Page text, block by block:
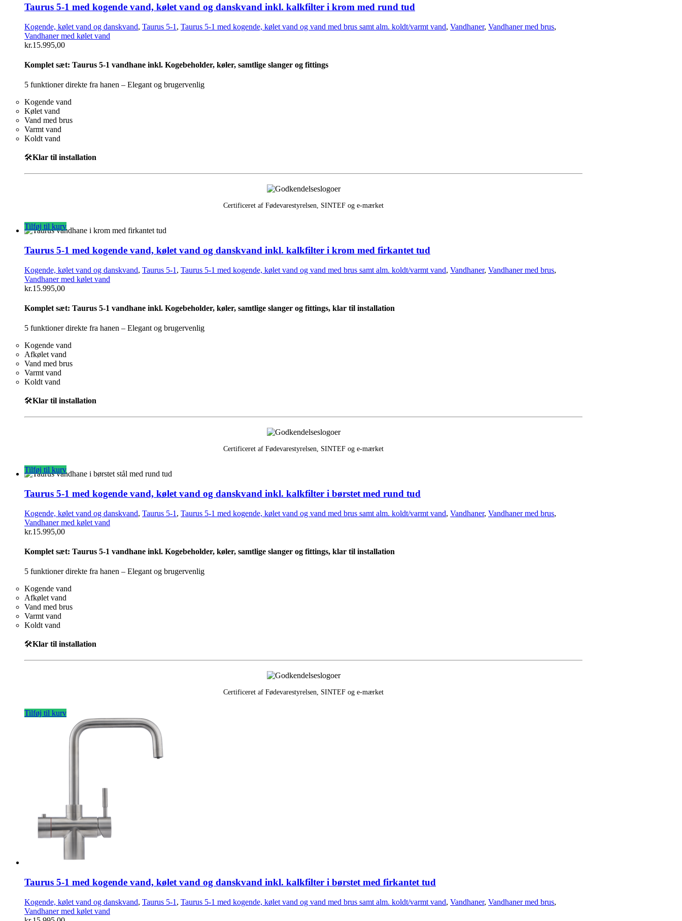
Taurus 5-1 med kogende vand, kølet vand og danskvand inkl. kalkfilter i krom med rund tud
Kogende, kølet vand og danskvand, Taurus 5-1 , Taurus 5-1 med kogende, kølet vand og vand med brus samt alm. koldt/varmt vand, Vandhaner, Vandhaner med brus,
Vandhaner med kølet vand
kr.15.995,00
Komplet sæt: Taurus 5-1 vandhane inkl. Kogebeholder, køler, samtlige slanger og fittings
5 funktioner direkte fra hanen – Elegant og brugervenlig
Kogende vand
Kølet vand
Vand med brus
Varmt vand
Koldt vand
🛠️Klar til installation
Certificeret af Fødevarestyrelsen, SINTEF og e‑mærket
Tilføj til kurv
Taurus 5-1 med kogende vand, kølet vand og danskvand inkl. kalkfilter i krom med firkantet tud
Kogende, kølet vand og danskvand, Taurus 5-1 , Taurus 5-1 med kogende, kølet vand og vand med brus samt alm. koldt/varmt vand, Vandhaner, Vandhaner med brus,
Vandhaner med kølet vand
kr.15.995,00
Komplet sæt: Taurus 5-1 vandhane inkl. Kogebeholder, køler, samtlige slanger og fittings, klar til installation
5 funktioner direkte fra hanen – Elegant og brugervenlig
Kogende vand
Afkølet vand
Vand med brus
Varmt vand
Koldt vand
🛠️Klar til installation
Certificeret af Fødevarestyrelsen, SINTEF og e‑mærket
Tilføj til kurv
Taurus 5-1 med kogende vand, kølet vand og danskvand inkl. kalkfilter i børstet med rund tud
Kogende, kølet vand og danskvand, Taurus 5-1 , Taurus 5-1 med kogende, kølet vand og vand med brus samt alm. koldt/varmt vand, Vandhaner, Vandhaner med brus,
Vandhaner med kølet vand
kr.15.995,00
Komplet sæt: Taurus 5-1 vandhane inkl. Kogebeholder, køler, samtlige slanger og fittings, klar til installation
5 funktioner direkte fra hanen – Elegant og brugervenlig
Kogende vand
Afkølet vand
Vand med brus
Varmt vand
Koldt vand
🛠️Klar til installation
Certificeret af Fødevarestyrelsen, SINTEF og e‑mærket
Tilføj til kurv
Taurus 5-1 med kogende vand, kølet vand og danskvand inkl. kalkfilter i børstet med firkantet tud
Kogende, kølet vand og danskvand, Taurus 5-1 , Taurus 5-1 med kogende, kølet vand og vand med brus samt alm. koldt/varmt vand, Vandhaner, Vandhaner med brus,
Vandhaner med kølet vand